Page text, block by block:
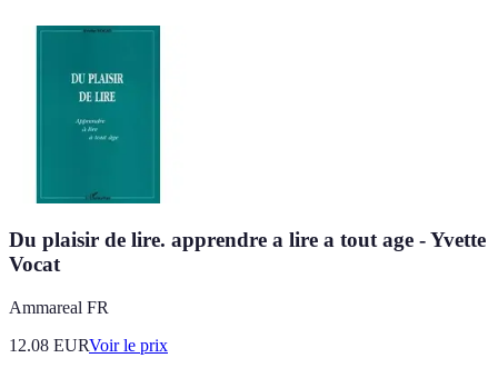
Du plaisir de lire. apprendre a lire a tout age - Yvette
Vocat
Ammareal FR
12.08 EURVoir le prix